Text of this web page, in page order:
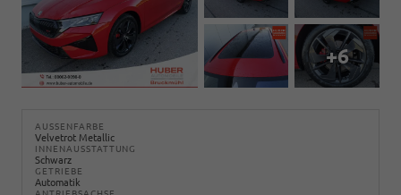
+6
AUSSENFARBE
Velvetrot Metallic
INNENAUSSTATTUNG
Schwarz
GETRIEBE
Automatik